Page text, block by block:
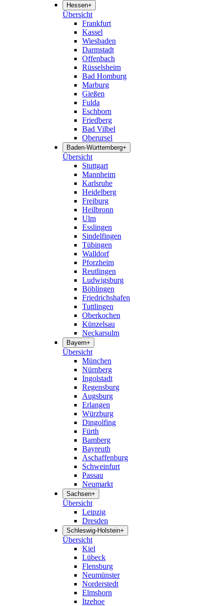
Hessen+
Übersicht
Frankfurt
Kassel
Wiesbaden
Darmstadt
Offenbach
Rüsselsheim
Bad Homburg
Marburg
Gießen
Fulda
Eschborn
Friedberg
Bad Vilbel
Oberursel
Baden-Württemberg+
Übersicht
Stuttgart
Mannheim
Karlsruhe
Heidelberg
Freiburg
Heilbronn
Ulm
Esslingen
Sindelfingen
Tübingen
Walldorf
Pforzheim
Reutlingen
Ludwigsburg
Böblingen
Friedrichshafen
Tuttlingen
Oberkochen
Künzelsau
Neckarsulm
Bayern+
Übersicht
München
Nürnberg
Ingolstadt
Regensburg
Augsburg
Erlangen
Würzburg
Dingolfing
Fürth
Bamberg
Bayreuth
Aschaffenburg
Schweinfurt
Passau
Neumarkt
Sachsen+
Übersicht
Leipzig
Dresden
Schleswig-Holstein+
Übersicht
Kiel
Lübeck
Flensburg
Neumünster
Norderstedt
Elmshorn
Itzehoe